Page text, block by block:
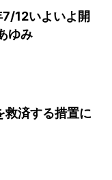
12いよいよ開
ゆみ
救済する措置に